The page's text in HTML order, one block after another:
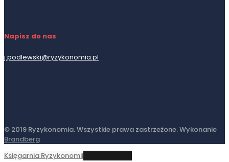
Napisz do nas
j.podlewski@ryzykonomia.pl
© 2019 Ryzykonomia. Wszystkie prawa zastrzeżone. Wykonanie
Brandberg
Księgarnia Ryzykonomii